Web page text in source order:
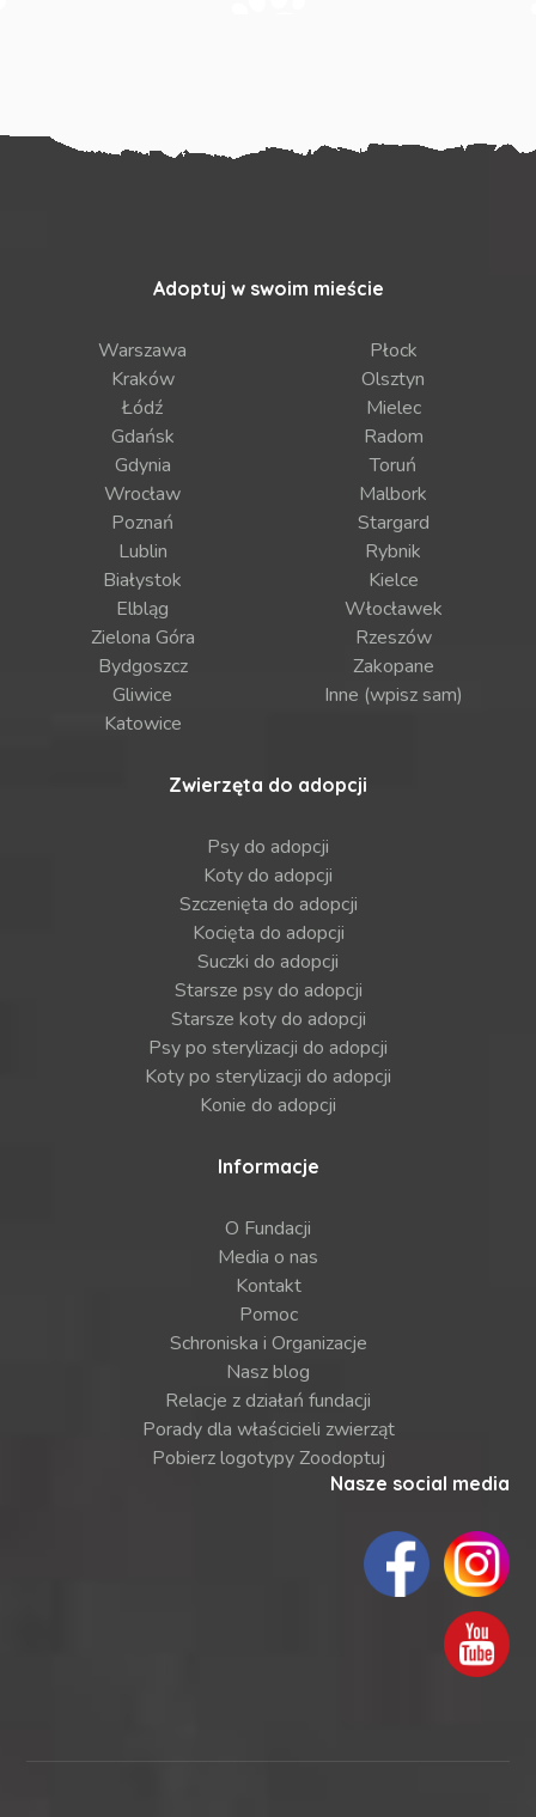
Adoptuj w swoim mieście
Warszawa
Kraków
Łódź
Gdańsk
Gdynia
Wrocław
Poznań
Lublin
Białystok
Elbląg
Zielona Góra
Bydgoszcz
Gliwice
Katowice
Płock
Olsztyn
Mielec
Radom
Toruń
Malbork
Stargard
Rybnik
Kielce
Włocławek
Rzeszów
Zakopane
Inne (wpisz sam)
Zwierzęta do adopcji
Psy do adopcji
Koty do adopcji
Szczenięta do adopcji
Kocięta do adopcji
Suczki do adopcji
Starsze psy do adopcji
Starsze koty do adopcji
Psy po sterylizacji do adopcji
Koty po sterylizacji do adopcji
Konie do adopcji
Informacje
O Fundacji
Media o nas
Kontakt
Pomoc
Schroniska i Organizacje
Nasz blog
Relacje z działań fundacji
Porady dla właścicieli zwierząt
Pobierz logotypy Zoodoptuj
Nasze social media